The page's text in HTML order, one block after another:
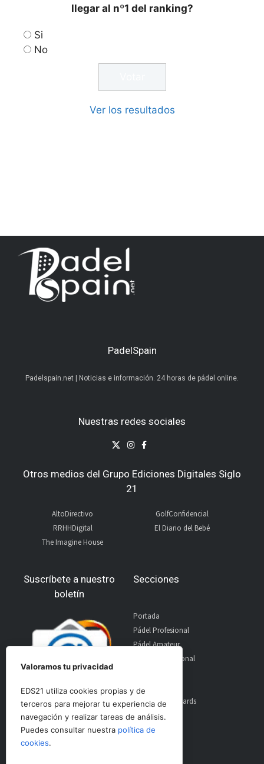
llegar al nº1 del ranking?
Si
No
Ver los resultados
PadelSpain
Padelspain.net | Noticias e información. 24 horas de pádel online.
Nuestras redes sociales
Otros medios del Grupo Ediciones Digitales Siglo
21
AltoDirectivo
RRHHDigital
The Imagine House
GolfConfidencial
El Diario del Bebé
Suscríbete a nuestro
boletín
Secciones
Portada
Pádel Profesional
Pádel Amateur
Pádel Internacional
Material
World Padel Awards
Contacto
Publicidad
Valoramos tu privacidad
EDS21 utiliza cookies propias y de
terceros para mejorar tu experiencia de
navegación y realizar tareas de análisis.
Puedes consultar nuestra política de
cookies.